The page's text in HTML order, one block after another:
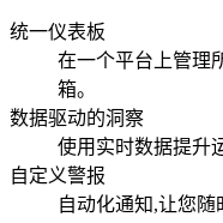
统一仪表板
在一个平台上管理
箱。
数据驱动的洞察
使用实时数据提升
自定义警报
自动化通知,让您随